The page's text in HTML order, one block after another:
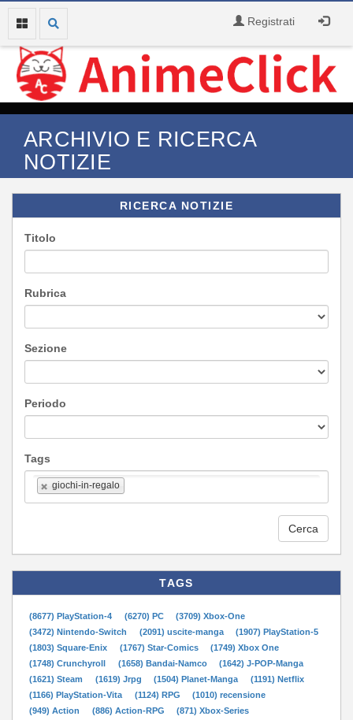
Registrati
ARCHIVIO E RICERCA
NOTIZIE
RICERCA NOTIZIE
Titolo
Rubrica
Sezione
Periodo
Tags
giochi-in-regalo
Cerca
TAGS
(8677) PlayStation-4 (6270) PC
(3709) Xbox-One
(3472) Nintendo-Switch
(2091) uscite-manga
(1907) PlayStation-5
(1803) Square-Enix
(1767) Star-Comics
(1749) Xbox One
(1748) Crunchyroll
(1658) Bandai-Namco
(1642) J-POP-Manga
(1621) Steam
(1619) Jrpg (1504) Planet-Manga
(1191) Netflix
(1166) PlayStation-Vita
(1124) RPG
(1010) recensione
(949) Action
(886) Action-RPG
(871) Xbox-Series